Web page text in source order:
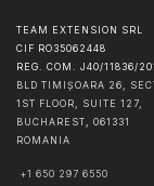
TEAM EXTENSION SRL
CIF RO35062448
REG. COM. J40/11836/
BLD TIMIȘOARA 26,
1ST FLOOR, SUITE 127,
BUCHAREST
061331
ROMANIA
+1 650 297 6550